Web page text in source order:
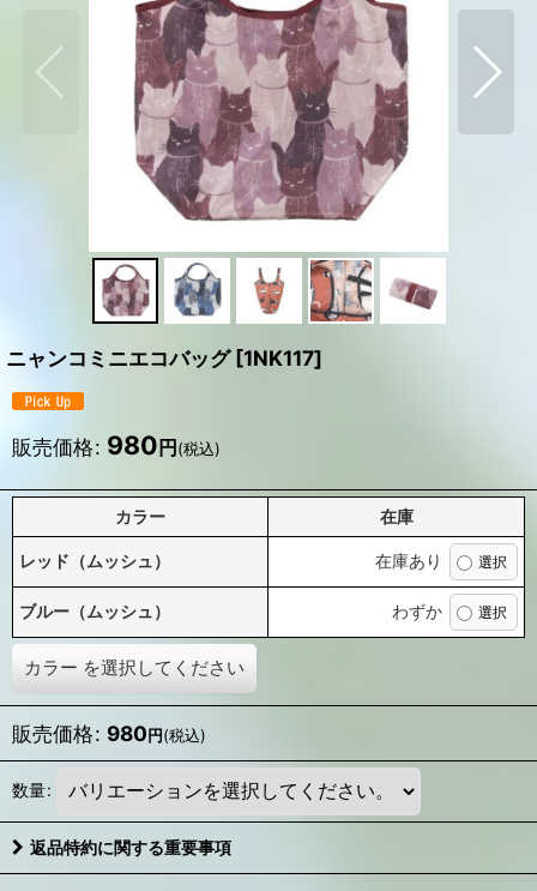
ニャンコミニエコバッグ [1NK117]
販売価格: 980 円 (税込)
カラー 在庫
レッド（ムッシュ） 在庫あり
ブルー（ムッシュ） わずか
カラー を選択してください
販売価格: 980円(税込)
数量:
返品特約に関する重要事項